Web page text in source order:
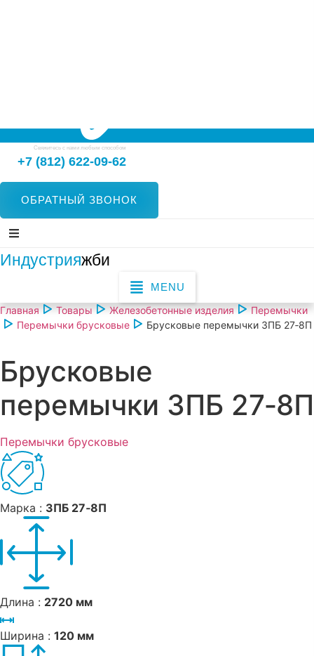
Свяжитесь с нами любым способом
+7 (812) 622-09-62
ОБРАТНЫЙ ЗВОНОК
Индустрияжби
MENU
Главная
Товары Железобетонные изделия
Перемычки
Перемычки брусковые
Брусковые перемычки 3ПБ 27‑8П
Брусковые
перемычки 3ПБ 27‑8П
Перемычки брусковые
Марка : 3ПБ 27‑8П
Длина : 2720 мм
Ширина : 120 мм